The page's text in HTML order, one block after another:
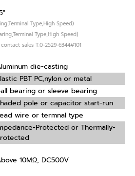
Type,High Speed)
Type,High Speed)
contact sales T.0-2529-6344#101
die-casting
PBT PC,nylon or metal
bearing or sleeve bearing
pole or capacitor start-run
wire or termnal type
Protected or Thermally-
10MΩ, DC500V